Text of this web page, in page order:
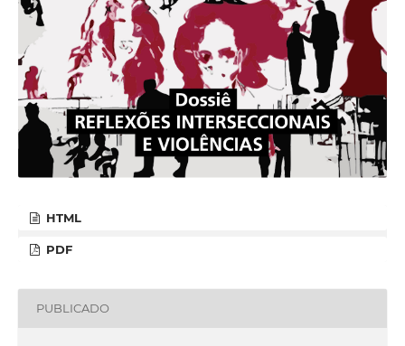
HTML
PDF
PUBLICADO